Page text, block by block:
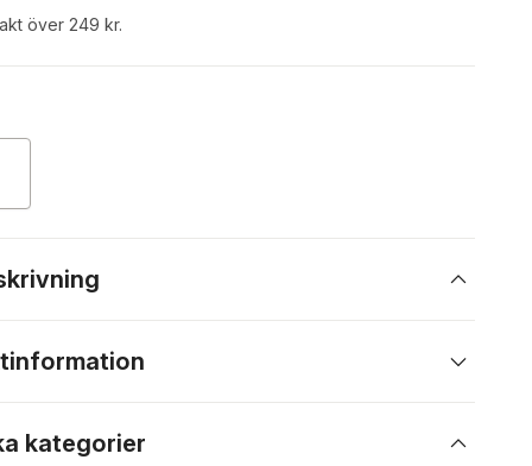
över 249 kr.
kategorier